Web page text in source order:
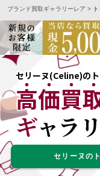
ブランド買取ギャラリーレア >
セリーヌ(Celine)の
高価買
ギャラ
セリーヌの